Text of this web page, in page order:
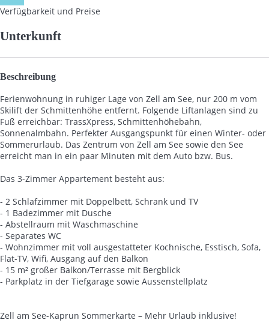
Verfügbarkeit und Preise
Unterkunft
Beschreibung
Ferienwohnung in ruhiger Lage von Zell am See, nur 200 m vom
Skilift der Schmittenhöhe entfernt. Folgende Liftanlagen sind zu
Fuß erreichbar: TrassXpress, Schmittenhöhebahn,
Sonnenalmbahn. Perfekter Ausgangspunkt für einen Winter- oder
Sommerurlaub. Das Zentrum von Zell am See sowie den See
erreicht man in ein paar Minuten mit dem Auto bzw. Bus.
Das 3-Zimmer Appartement besteht aus:
- 2 Schlafzimmer mit Doppelbett, Schrank und TV
- 1 Badezimmer mit Dusche
- Abstellraum mit Waschmaschine
- Separates WC
- Wohnzimmer mit voll ausgestatteter Kochnische, Esstisch, Sofa,
Flat-TV, Wifi, Ausgang auf den Balkon
- 15 m² großer Balkon/Terrasse mit Bergblick
- Parkplatz in der Tiefgarage sowie Aussenstellplatz
Zell am See-Kaprun Sommerkarte – Mehr Urlaub inklusive!